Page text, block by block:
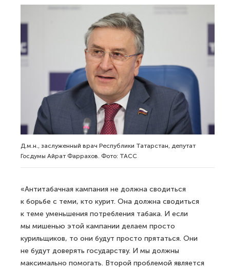
Д.м.н., заслуженный врач Республики Татарстан, депутат
Госдумы Айрат Фаррахов. Фото: ТАСС
«Антитабачная кампания не должна сводиться
к борьбе с теми, кто курит. Она должна сводиться
к теме уменьшения потребления табака. И если
мы мишенью этой кампании делаем просто
курильщиков, то они будут просто прятаться. Они
не будут доверять государству. И мы должны
максимально помогать. Второй проблемой является